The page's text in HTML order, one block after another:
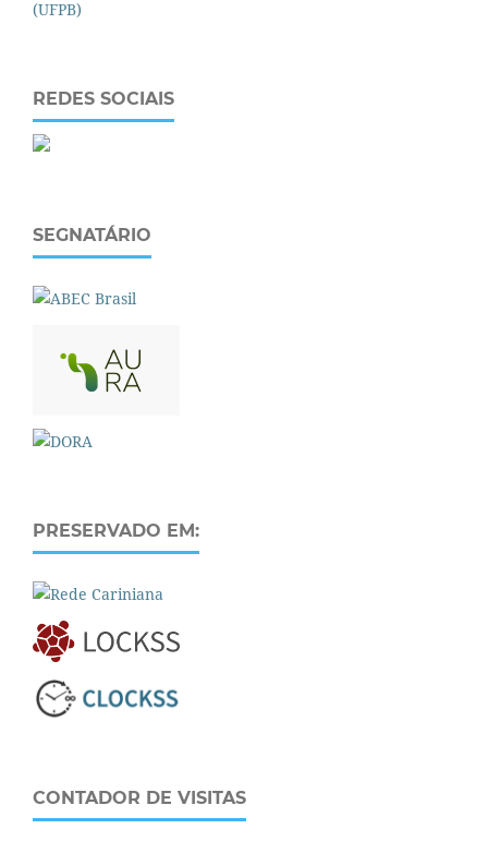
REDES SOCIAIS
SEGNATÁRIO
PRESERVADO EM:
CONTADOR DE VISITAS